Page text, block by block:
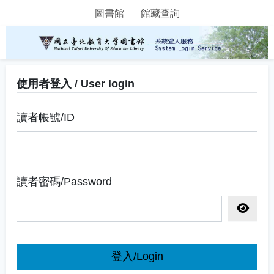
圖書館 館藏查詢
使用者登入 / User login
讀者帳號/ID
讀者密碼/Password
顯示密
登入/Login